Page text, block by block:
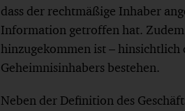
dass der rechtmäßige Inhaber
Information getroffen hat. Zudem
hinzugekommen ist – hinsichtlich
Geheimnisinhabers bestehen.
Neben der Definition des